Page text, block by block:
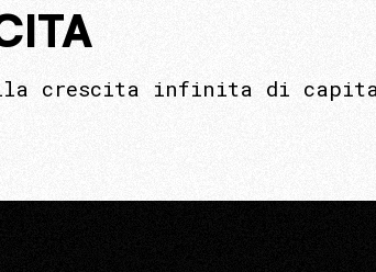
crescita infinita di